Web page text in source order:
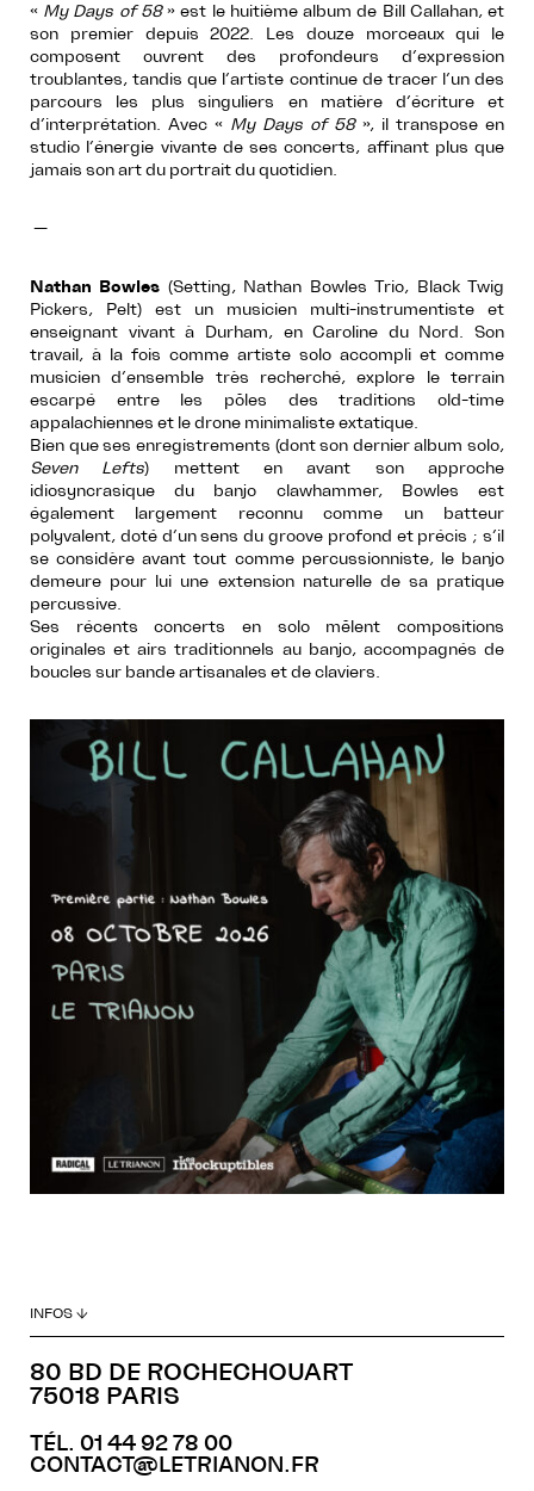
« My Days of 58» est le huitième album de Bill Callahan, et
son premier depuis 2022. Les douze morceaux qui le
composent ouvrent des profondeurs d’expression
troublantes, tandis que l’artiste continue de tracer l’un des
parcours les plus singuliers en matière d’écriture et
d’interprétation. Avec « My Days of 58», il transpose en
studio l’énergie vivante de ses concerts, affinant plus que
jamais son art du portrait du quotidien.
—
Nathan Bowles (Setting, Nathan Bowles Trio, Black Twig
Pickers, Pelt) est un musicien multi-instrumentiste et
enseignant vivant à Durham, en Caroline du Nord. Son
travail, à la fois comme artiste solo accompli et comme
musicien d’ensemble très recherché, explore le terrain
escarpé entre les pôles des traditions old-time
appalachiennes et le drone minimaliste extatique.
Bien que ses enregistrements (dont son dernier album solo,
Seven Lefts) mettent en avant son approche
idiosyncrasique du banjo clawhammer, Bowles est
également largement reconnu comme un batteur
polyvalent, doté d’un sens du groove profond et précis ; s’il
se considère avant tout comme percussionniste, le banjo
demeure pour lui une extension naturelle de sa pratique
percussive.
Ses récents concerts en solo mêlent compositions
originales et airs traditionnels au banjo, accompagnés de
boucles sur bande artisanales et de claviers.
INFOS ↓
80 BD DE ROCHECHOUART
75018 PARIS
TÉL. 01 44 92 78 00
CONTACT@LETRIANON.FR